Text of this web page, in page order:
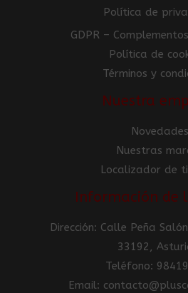
Política de
GDPR –
Política de
Términos y
Nuestra
Novedades
Nuestras
Localizador de
Información de
Dirección: Calle Peña
33192,
Teléfono:
Email: